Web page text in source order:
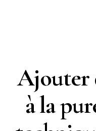
Ajouter
à la